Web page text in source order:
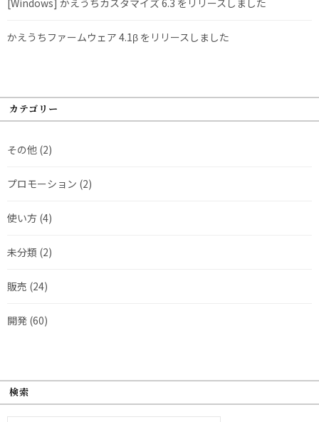
かえうちファームウェア 4.1β をリリースしました
カテゴリー
その他 (2)
プロモーション (2)
使い方 (4)
未分類 (2)
販売 (24)
開発 (60)
検索